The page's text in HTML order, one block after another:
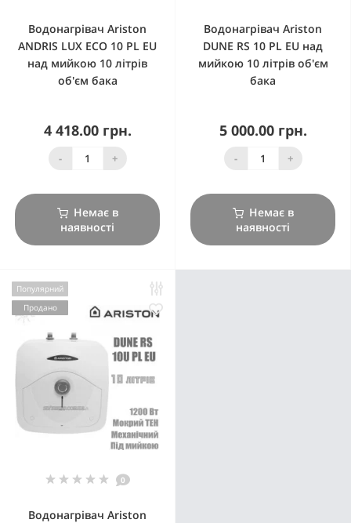
Водонагрівач Ariston
ANDRIS LUX ECO 10 PL EU
над мийкою 10 літрів
об'єм бака
4 418.00 грн.
- +
Немає в
наявності
Водонагрівач Ariston
DUNE RS 10 PL EU над
мийкою 10 літрів об'єм
бака
5 000.00 грн.
- +
Немає в
наявності
Популярний
Продано
0
Водонагрівач Ariston